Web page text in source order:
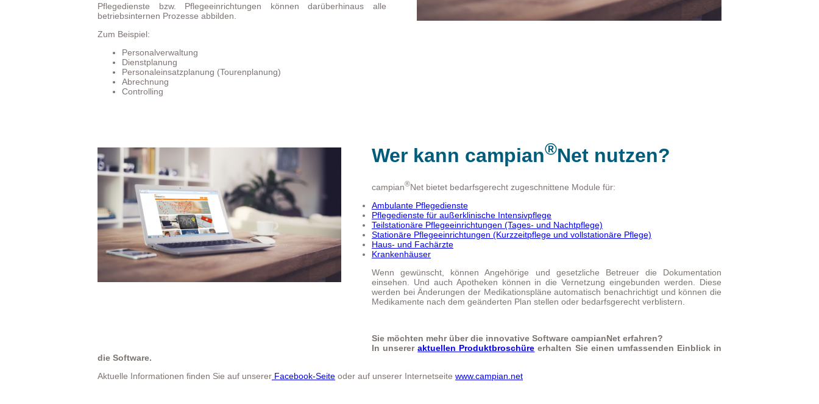
Pflegedienste bzw. Pflegeeinrichtungen können darüberhinaus alle
betriebsinternen Prozesse abbilden.
Zum Beispiel:
Personalverwaltung
Dienstplanung
Personaleinsatzplanung (Tourenplanung)
Abrechnung
Controlling
Wer kann campian®Net nutzen?
campian®Net bietet bedarfsgerecht zugeschnittene Module für:
Ambulante Pflegedienste
Pflegedienste für außerklinische Intensivpflege
Teilstationäre Pflegeeinrichtungen (Tages- und Nachtpflege)
Stationäre Pflegeeinrichtungen (Kurzzeitpflege und vollstationäre Pflege)
Haus- und Fachärzte
Krankenhäuser
Wenn gewünscht, können Angehörige und gesetzliche Betreuer die Dokumentation
einsehen. Und auch Apotheken können in die Vernetzung eingebunden werden. Diese
werden bei Änderungen der Medikationspläne automatisch benachrichtigt und können die
Medikamente nach dem geänderten Plan stellen oder bedarfsgerecht verblistern.
Sie möchten mehr über die innovative Software campianNet erfahren?
In unsereraktuellen Produktbroschüre erhalten Sie einen umfassenden Einblick in
die Software.
Aktuelle Informationen finden Sie auf unserer Facebook-Seite oder auf unserer Internetseite www.campian.net